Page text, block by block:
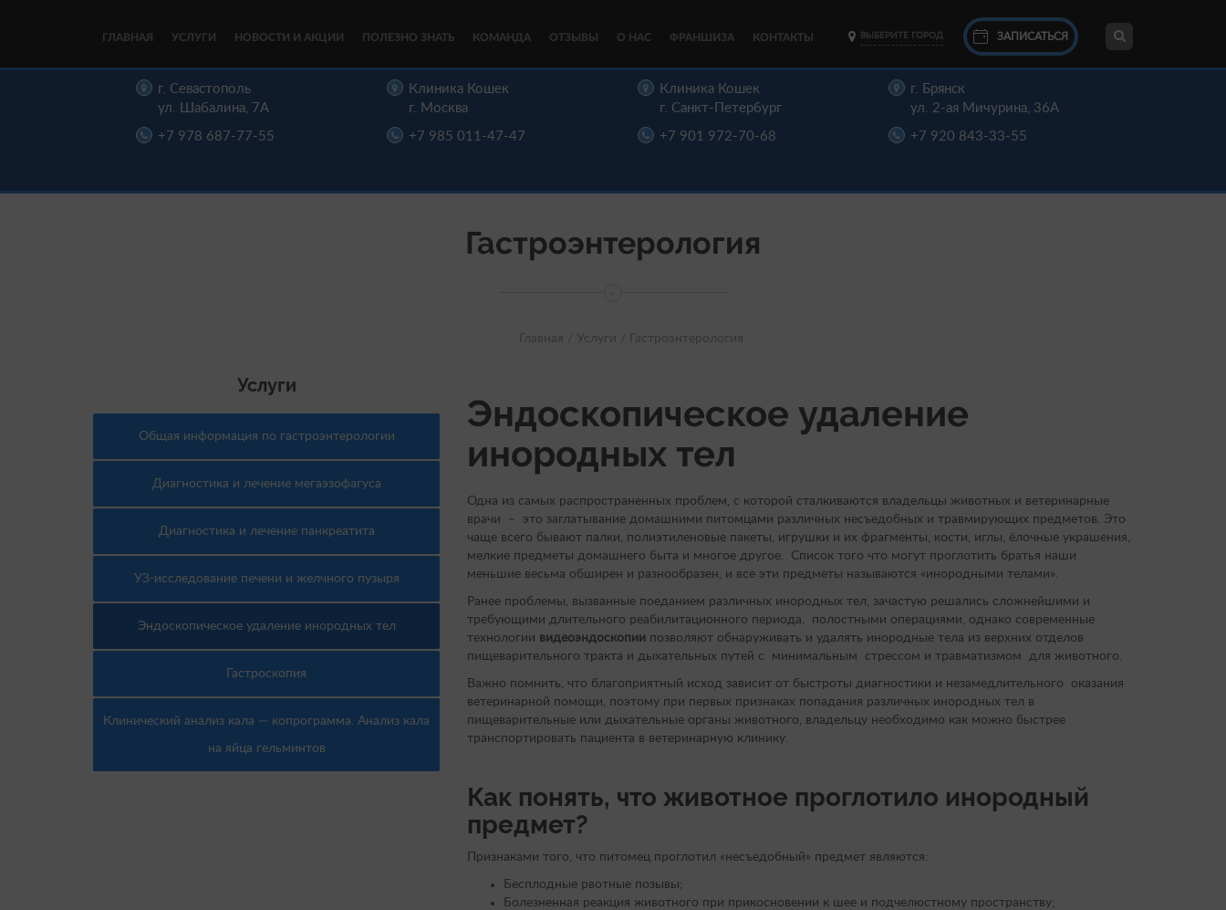
ГЛАВНАЯ УСЛУГИ НОВОСТИ И АКЦИИ ПОЛЕЗНО ЗНАТЬ КОМАНДА ОТЗЫВЫ О НАС ФРАНШИЗА КОНТАКТЫ ВЫБЕРИТЕ ГОРОД ЗАПИСАТЬСЯ
г. Севастополь
ул. Шабалина, 7А
+7 978 687-77-55
Клиника Кошек
г. Москва
+7 985 011-47-47
Клиника Кошек
г. Санкт-Петербург
+7 901 972-70-68
г. Брянск
ул. 2-ая Мичурина, 36А
+7 920 843-33-55
Гастроэнтерология
Главная / Услуги / Гастроэнтерология
Услуги
Общая информация по гастроэнтерологии
Диагностика и лечение мегаэзофагуса
Диагностика и лечение панкреатита
УЗ-исследование печени и желчного пузыря
Эндоскопическое удаление инородных тел
Гастроскопия
Клинический анализ кала — копрограмма. Анализ кала
на яйца гельминтов
Эндоскопическое удаление
инородных тел
Одна из самых распространенных проблем, с которой сталкиваются владельцы животных и ветеринарные
врачи – это заглатывание домашними питомцами различных несъедобных и травмирующих предметов. Это
чаще всего бывают палки, полиэтиленовые пакеты, игрушки и их фрагменты, кости, иглы, ёлочные украшения,
мелкие предметы домашнего быта и многое другое. Список того что могут проглотить братья наши
меньшие весьма обширен и разнообразен, и все эти предметы называются «инородными телами».
Ранее проблемы, вызванные поеданием различных инородных тел, зачастую решались сложнейшими и
требующими длительного реабилитационного периода, полостными операциями, однако современные
технологии видеоэндоскопии позволяют обнаруживать и удалять инородные тела из верхних отделов
пищеварительного тракта и дыхательных путей с минимальным стрессом и травматизмом для животного.
Важно помнить, что благоприятный исход зависит от быстроты диагностики и незамедлительного оказания
ветеринарной помощи, поэтому при первых признаках попадания различных инородных тел в
пищеварительные или дыхательные органы животного, владельцу необходимо как можно быстрее
транспортировать пациента в ветеринарную клинику.
Как понять, что животное проглотило инородный
предмет?
Признаками того, что питомец проглотил «несъедобный» предмет являются:
Бесплодные рвотные позывы;
Болезненная реакция животного при прикосновении к шее и подчелюстному пространству;